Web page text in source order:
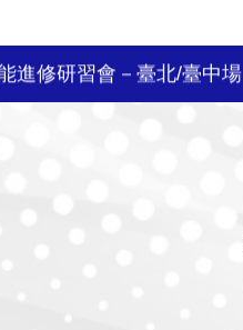
進修研習會－臺北/臺中場